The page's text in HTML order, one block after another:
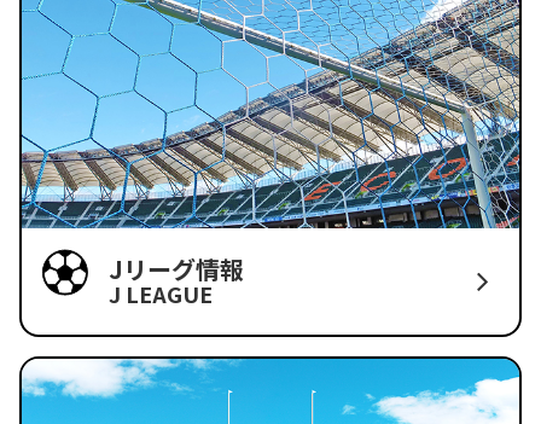
Jリーグ情報
J LEAGUE